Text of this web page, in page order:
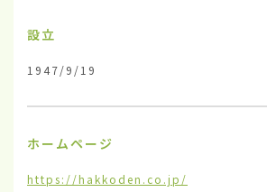
設立
1947/9/19
ホームページ
https://hakkoden.co.jp/